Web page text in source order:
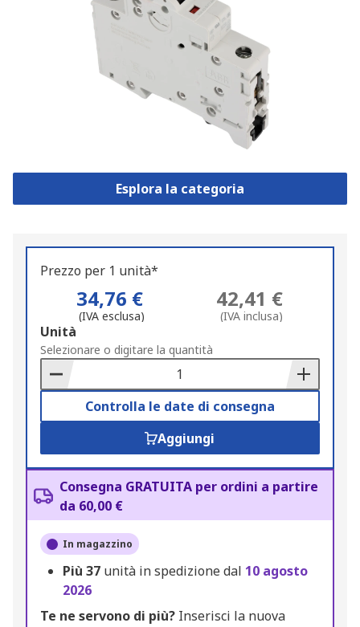
Esplora la categoria
Prezzo per 1 unità*
34,76 €
(IVA esclusa)
42,41 €
(IVA inclusa)
Add
to
Basket
Unità
Selezionare o digitare la quantità
Controlla le date di consegna
Aggiungi
Consegna GRATUITA per ordini a partire
da 60,00 €
In magazzino
Più 37 unità in spedizione dal 10 agosto
2026
Te ne servono di più? Inserisci la nuova